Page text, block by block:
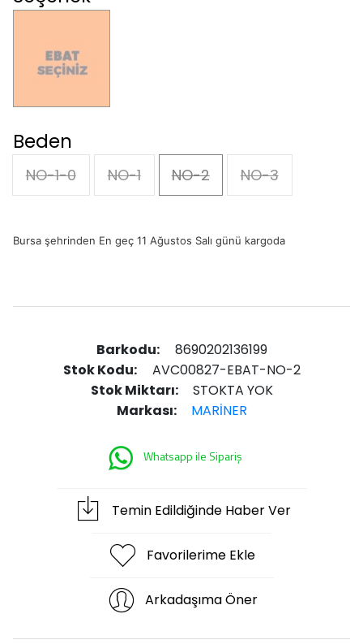
Beden
NO-1-0 NO-1 NO-2 NO-3
Bursa şehrinden En geç 11 Ağustos Salı günü kargoda
Barkodu:
8690202136199
Stok Kodu:
AVC00827-EBAT-NO-2
Stok Miktarı:
STOKTA YOK
Markası:
MARİNER
Whatsapp ile Sipariş
Temin Edildiğinde Haber Ver
Favorilerime Ekle
Arkadaşıma Öner